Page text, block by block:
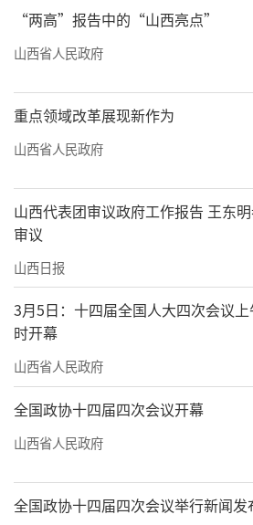
“两高”报告中的“山西亮点”
山西省人民政府
重点领域改革展现新作为
山西省人民政府
山西代表团审议政府工作报告 王东
审议
山西日报
3月5日：十四届全国人大四次会议上
时开幕
山西省人民政府
全国政协十四届四次会议开幕
山西省人民政府
全国政协十四届四次会议举行新闻发